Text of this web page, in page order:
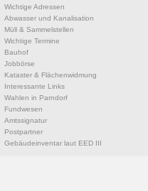
Wichtige Adressen
Abwasser und Kanalisation
Müll & Sammelstellen
Wichtige Termine
Bauhof
Jobbörse
Kataster & Flächenwidmung
Interessante Links
Wahlen in Parndorf
Fundwesen
Amtssignatur
Postpartner
Gebäudeinventar laut EED III